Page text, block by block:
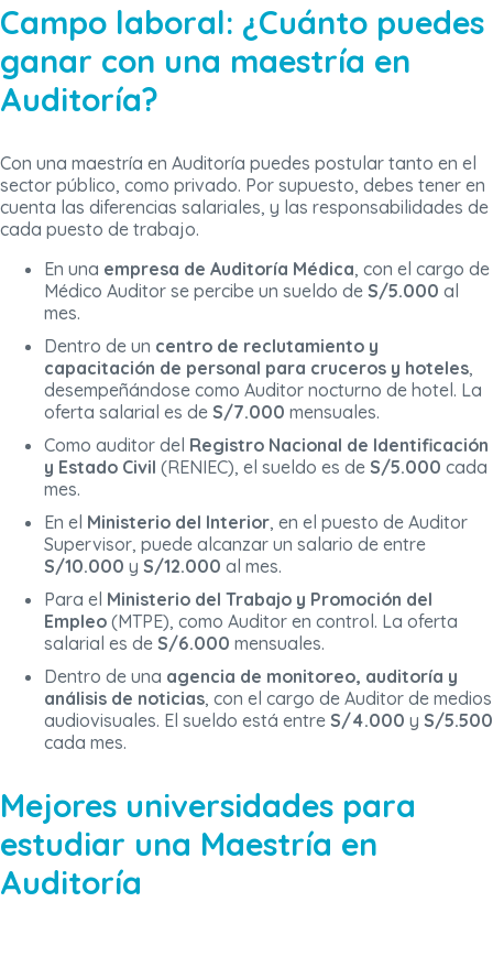
Campo laboral: ¿Cuánto puedes
ganar con una maestría en
Auditoría?
Con una maestría en Auditoría puedes postular tanto en el
sector público, como privado. Por supuesto, debes tener en
cuenta las diferencias salariales, y las responsabilidades de
cada puesto de trabajo.
En una empresa de Auditoría Médica, con el cargo de
Médico Auditor se percibe un sueldo de S/5.000 al
mes.
Dentro de un centro de reclutamiento y
capacitación de personal para cruceros y hoteles,
desempeñándose como Auditor nocturno de hotel. La
oferta salarial es de S/7.000 mensuales.
Como auditor del Registro Nacional de Identificación
y Estado Civil (RENIEC), el sueldo es de S/5.000 cada
mes.
En el Ministerio del Interior, en el puesto de Auditor
Supervisor, puede alcanzar un salario de entre
S/10.000 y S/12.000 al mes.
Para el Ministerio del Trabajo y Promoción del
Empleo (MTPE), como Auditor en control. La oferta
salarial es de S/6.000 mensuales.
Dentro de una agencia de monitoreo, auditoría y
análisis de noticias, con el cargo de Auditor de medios
audiovisuales. El sueldo está entre S/4.000 y S/5.500
cada mes.
Mejores universidades para
estudiar una Maestría en
Auditoría